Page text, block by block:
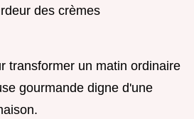
des crèmes
transformer un matin ordinaire
gourmande digne d'une